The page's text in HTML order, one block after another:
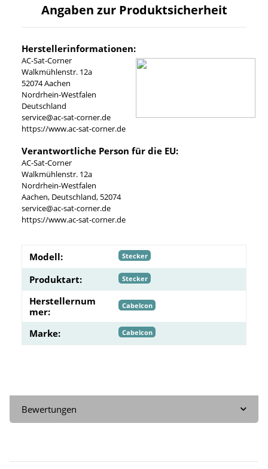
Angaben zur Produktsicherheit
Herstellerinformationen:
AC-Sat-Corner
Walkmühlenstr. 12a
52074 Aachen
Nordrhein-Westfalen
Deutschland
service@ac-sat-corner.de
https://www.ac-sat-corner.de
Verantwortliche Person für die EU:
AC-Sat-Corner
Walkmühlenstr. 12a
Nordrhein-Westfalen
Aachen, Deutschland, 52074
service@ac-sat-corner.de
https://www.ac-sat-corner.de
Modell: Stecker
Produktart: Stecker
Herstellernum
mer:
Cabelcon
Marke: Cabelcon
Bewertungen